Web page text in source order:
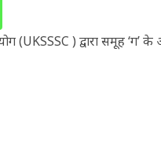
(UKSSSC ) द्वारा समूह ‘ग’